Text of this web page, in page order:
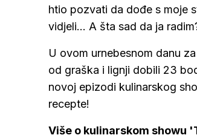
htio pozvati da dođe s moje
vidjeli... A šta sad da ja
U ovom urnebesnom danu
od graška i lignji dobili 23
novoj epizodi kulinarskog
recepte!
Više o kulinarskom showu